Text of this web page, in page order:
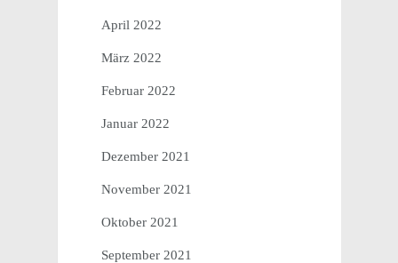
April 2022
März 2022
Februar 2022
Januar 2022
Dezember 2021
November 2021
Oktober 2021
September 2021